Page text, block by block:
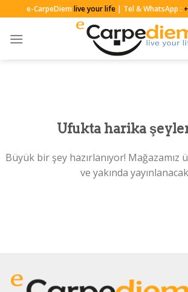
to
content
e-CarpeDiemlive your life| Tel & WhatsApp :
Ufukta harika
Büyük bir şey hazırlanıyor! Mağazamız
ve yakında